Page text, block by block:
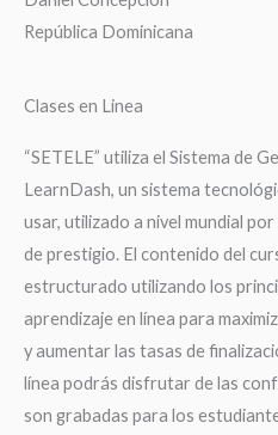
República Dominicana
Clases en Linea
“SETELE” utiliza el Sistema de
LearnDash, un sistema
usar, utilizado a nivel mundial
de prestigio. El contenido del
estructurado utilizando los
aprendizaje en línea para
y aumentar las tasas de
línea podrás disfrutar de las
son grabadas para los